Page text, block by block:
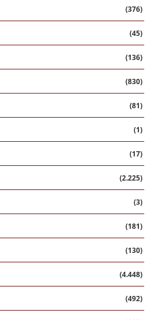
(376)
(45)
(136)
(830)
(81)
(1)
(17)
(2.225)
(3)
(181)
(130)
(4.448)
(492)